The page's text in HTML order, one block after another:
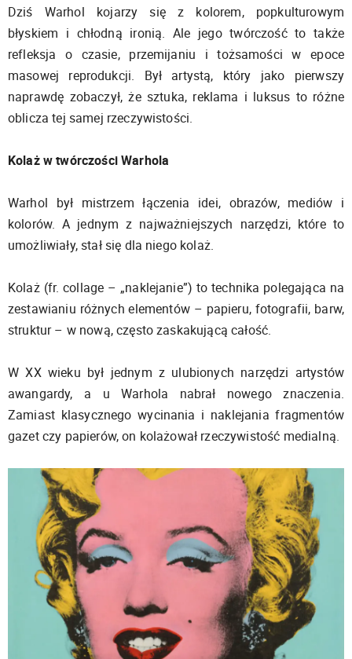
Dziś Warhol kojarzy się z kolorem, popkulturowym
błyskiem i chłodną ironią. Ale jego twórczość to także
refleksja o czasie, przemijaniu i tożsamości w epoce
masowej reprodukcji. Był artystą, który jako pierwszy
naprawdę zobaczył, że sztuka, reklama i luksus to różne
oblicza tej samej rzeczywistości.
Kolaż w twórczości Warhola
Warhol był mistrzem łączenia idei, obrazów, mediów i
kolorów. A jednym z najważniejszych narzędzi, które to
umożliwiały, stał się dla niego kolaż.
Kolaż (fr. collage – „naklejanie”) to technika polegająca na
zestawianiu różnych elementów – papieru, fotografii, barw,
struktur – w nową, często zaskakującą całość.
W XX wieku był jednym z ulubionych narzędzi artystów
awangardy, a u Warhola nabrał nowego znaczenia.
Zamiast klasycznego wycinania i naklejania fragmentów
gazet czy papierów, on kolażował rzeczywistość medialną.